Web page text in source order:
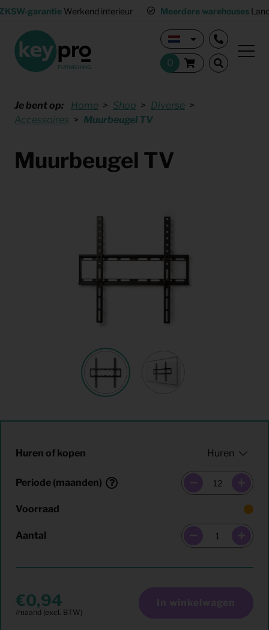
garantie Werkend interieur Meerdere warehouses
Je bent op: Home Shop
Diverse
Accessoires
Muurbeugel TV
Muurbeugel TV
Huren of kopen
Periode (maanden)
Voorraad
Aantal
0,94 In winkelwagen